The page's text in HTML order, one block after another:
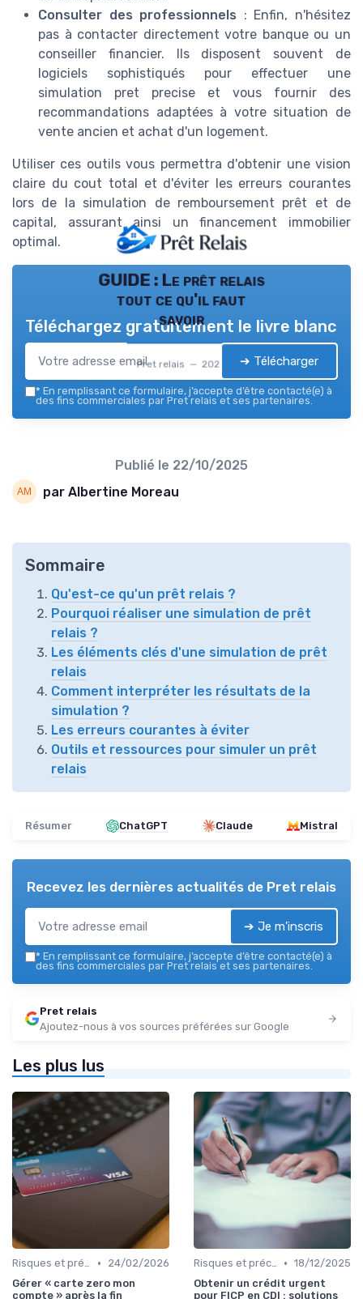
Consulter des professionnels : Enfin, n'hésitez
pas à contacter directement votre banque ou un
conseiller financier. Ils disposent souvent de
logiciels sophistiqués pour effectuer une
simulation pret precise et vous fournir des
recommandations adaptées à votre situation de
vente ancien et achat d'un logement.
Utiliser ces outils vous permettra d'obtenir une vision
claire du cout total et d'éviter les erreurs courantes
lors de la simulation de remboursement prêt et de
capital, assurant ainsi un financement immobilier
optimal.
GUIDE : Le prêt relais
tout ce qu'il faut
savoir
Pret relais — 2026
Téléchargez gratuitement le livre blanc
➔ Télécharger
* En remplissant ce formulaire, j’accepte d’être contacté(e) à
des fins commerciales par Pret relais et ses partenaires.
Publié le 22/10/2025
par Albertine Moreau
Sommaire
Qu'est-ce qu'un prêt relais ?
Pourquoi réaliser une simulation de prêt
relais ?
Les éléments clés d'une simulation de prêt
relais
Comment interpréter les résultats de la
simulation ?
Les erreurs courantes à éviter
Outils et ressources pour simuler un prêt
relais
Résumer ChatGPT Claude Mistral
Recevez les dernières actualités de Pret relais
➔ Je m'inscris
* En remplissant ce formulaire, j’accepte d’être contacté(e) à
des fins commerciales par Pret relais et ses partenaires.
Pret relais
Ajoutez-nous à vos sources préférées sur Google
Les plus lus
Risques et précautions •
24/02/2026
Gérer « carte zero mon
compte » après la fin
Risques et précautions • 18/12/2025
Obtenir un crédit urgent
pour FICP en CDI : solutions